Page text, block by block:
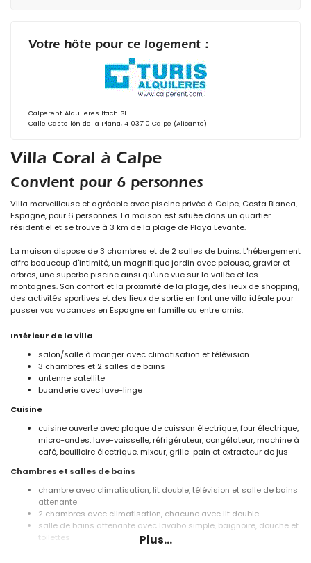
Villa Coral à Calpe
Convient pour 6 personnes
Villa merveilleuse et agréable avec piscine privée à Calpe, Costa Blanca,
Espagne, pour 6 personnes. La maison est située dans un quartier
résidentiel et se trouve à 3 km de la plage de Playa Levante.
La maison dispose de 3 chambres et de 2 salles de bains. L'hébergement
offre beaucoup d'intimité, un magnifique jardin avec pelouse, gravier et
arbres, une superbe piscine ainsi qu'une vue sur la vallée et les
montagnes. Son confort et la proximité de la plage, des lieux de shopping,
des activités sportives et des lieux de sortie en font une villa idéale pour
passer vos vacances en Espagne en famille ou entre amis.
Intérieur de la villa
salon/salle à manger avec climatisation et télévision
3 chambres et 2 salles de bains
antenne satellite
buanderie avec lave-linge
Cuisine
cuisine ouverte avec plaque de cuisson électrique, four électrique,
micro-ondes, lave-vaisselle, réfrigérateur, congélateur, machine à
café, bouilloire électrique, mixeur, grille-pain et extracteur de jus
Chambres et salles de bains
chambre avec climatisation, lit double, télévision et salle de bains
attenante
2 chambres avec climatisation, chacune avec lit double
salle de bains attenante avec lavabo simple, baignoire, douche et
toilettes
Plus...
Votre hôte pour ce logement :
Calperent Alquileres Ifach SL
Calle Castellón de la Plana, 4 03710 Calpe (Alicante)